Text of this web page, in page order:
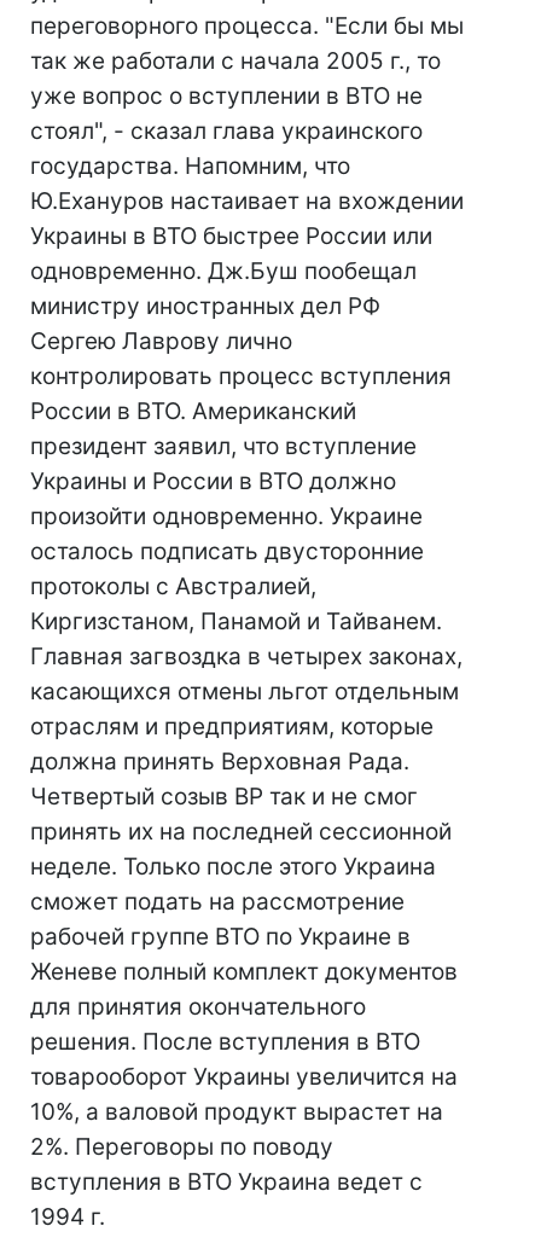
переговорного процесса. "Если бы мы
так же работали с начала 2005 г., то
уже вопрос о вступлении в ВТО не
стоял", - сказал глава украинского
государства. Напомним, что
Ю.Ехануров настаивает на вхождении
Украины в ВТО быстрее России или
одновременно. Дж.Буш пообещал
министру иностранных дел РФ
Сергею Лаврову лично
контролировать процесс вступления
России в ВТО. Американский
президент заявил, что вступление
Украины и России в ВТО должно
произойти одновременно. Украине
осталось подписать двусторонние
протоколы с Австралией,
Киргизстаном, Панамой и Тайванем.
Главная загвоздка в четырех законах,
касающихся отмены льгот отдельным
отраслям и предприятиям, которые
должна принять Верховная Рада.
Четвертый созыв ВР так и не смог
принять их на последней сессионной
неделе. Только после этого Украина
сможет подать на рассмотрение
рабочей группе ВТО по Украине в
Женеве полный комплект документов
для принятия окончательного
решения. После вступления в ВТО
товарооборот Украины увеличится на
10%, а валовой продукт вырастет на
2%. Переговоры по поводу
вступления в ВТО Украина ведет с
1994 г.